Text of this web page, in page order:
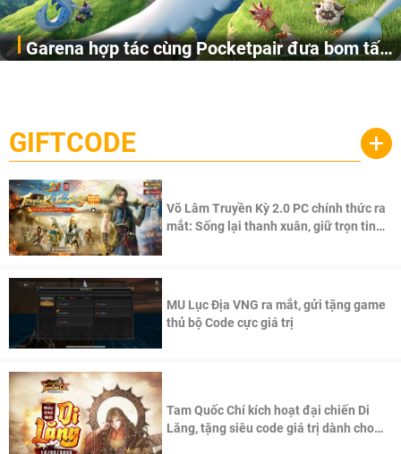
Garena hợp tác cùng Pocketpair đưa bom tấn
cầu, theo giấy phép chính thức từ công ty game Nhật Bản
Pocketpair, Inc.
GIFTCODE +
Võ Lâm Truyền Kỳ 2.0 PC chính thức ra
mắt: Sống lại thanh xuân, giữ trọn tinh
MU Lục Địa VNG ra mắt, gửi tặng game
thủ bộ Code cực giá trị
Tam Quốc Chí kích hoạt đại chiến Di
Lăng, tặng siêu code giá trị dành cho